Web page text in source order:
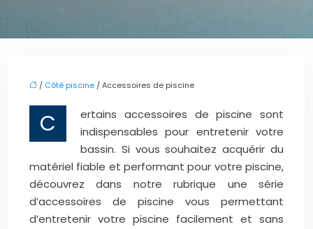
/ Côté piscine / Accessoires de piscine
C
ertains accessoires de piscine sont
indispensables pour entretenir votre
bassin. Si vous souhaitez acquérir du
matériel fiable et performant pour votre piscine,
découvrez dans notre rubrique une série
d’accessoires de piscine vous permettant
d’entretenir votre piscine facilement et sans